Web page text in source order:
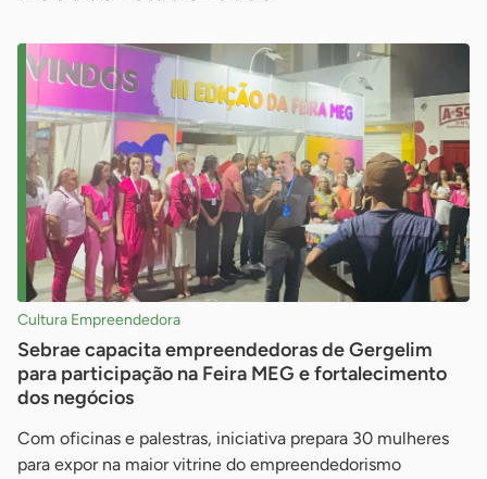
Cultura Empreendedora
Sebrae capacita empreendedoras de Gergelim
para participação na Feira MEG e fortalecimento
dos negócios
Com oficinas e palestras, iniciativa prepara 30 mulheres
para expor na maior vitrine do empreendedorismo